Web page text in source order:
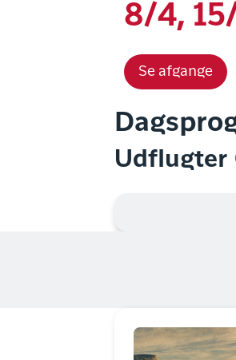
8/4,
Se afgange
Udflugter